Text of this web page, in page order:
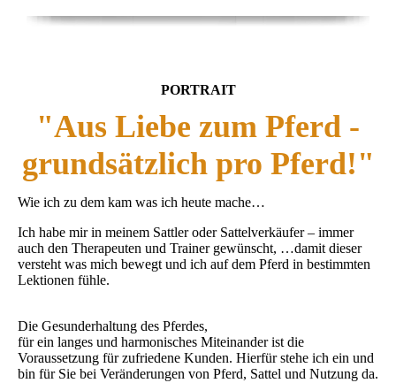
PORTRAIT
"Aus Liebe zum Pferd -
grundsätzlich pro Pferd!"
Wie ich zu dem kam was ich heute mache…
Ich habe mir in meinem Sattler oder Sattelverkäufer – immer
auch den Therapeuten und Trainer gewünscht, …damit dieser
versteht was mich bewegt und ich auf dem Pferd in bestimmten
Lektionen fühle.
Die Gesunderhaltung des Pferdes,
für ein langes und harmonisches Miteinander ist die
Voraussetzung für zufriedene Kunden. Hierfür stehe ich ein und
bin für Sie bei Veränderungen von Pferd, Sattel und Nutzung da.